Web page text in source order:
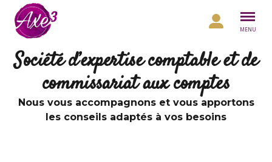
Aller au contenu
MENU
Société d’expertise comptable et de
commissariat aux comptes
Nous vous accompagnons et vous apportons
les conseils adaptés à vos besoins